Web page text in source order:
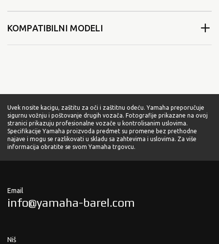
KOMPATIBILNI MODELI
Uvek nosite kacigu, zaštitu za oči i zaštitnu odeću. Yamaha preporučuje
sigurnu vožnju i poštovanje drugih vozača. Fotografije prikazane na ovoj
stranici prikazuju profesionalne vozače u kontrolisanim uslovima.
Specifikacije Yamaha proizvoda predmet su promene bez prethodne
najave i mogu se razlikovati u skladu sa zahtevima i uslovima. Za više
informacija obratite se svom Yamaha trgovcu.
Email
info@yamaha-barel.com
Niš